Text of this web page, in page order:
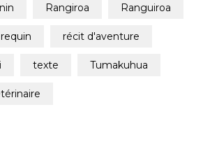
rangiroa ranguiroa
requin récit d'aventure
texte tumakuhua